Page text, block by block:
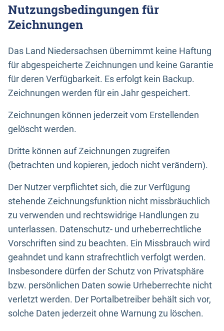
Nutzungsbedingungen für
Zeichnungen
Das Land Niedersachsen übernimmt keine Haftung
für abgespeicherte Zeichnungen und keine Garantie
für deren Verfügbarkeit. Es erfolgt kein Backup.
Zeichnungen werden für ein Jahr gespeichert.
Zeichnungen können jederzeit vom Erstellenden
gelöscht werden.
Dritte können auf Zeichnungen zugreifen
(betrachten und kopieren, jedoch nicht verändern).
Der Nutzer verpflichtet sich, die zur Verfügung
stehende Zeichnungsfunktion nicht missbräuchlich
zu verwenden und rechtswidrige Handlungen zu
unterlassen. Datenschutz- und urheberrechtliche
Vorschriften sind zu beachten. Ein Missbrauch wird
geahndet und kann strafrechtlich verfolgt werden.
Insbesondere dürfen der Schutz von Privatsphäre
bzw. persönlichen Daten sowie Urheberrechte nicht
verletzt werden. Der Portalbetreiber behält sich vor,
solche Daten jederzeit ohne Warnung zu löschen.